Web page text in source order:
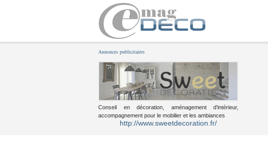
Annonces publicitaires
Conseil en décoration, aménagement d'intérieur,
accompagnement pour le mobilier et les ambiances
http://www.sweetdecoration.fr/